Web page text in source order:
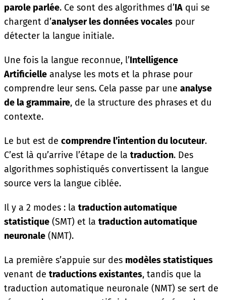
parole parlée. Ce sont des algorithmes d’IA qui se
chargent d’analyser les données vocales pour
détecter la langue initiale.
Une fois la langue reconnue, l’Intelligence
Artificielle analyse les mots et la phrase pour
comprendre leur sens. Cela passe par une analyse
de la grammaire, de la structure des phrases et du
contexte.
Le but est de comprendre l’intention du locuteur.
C’est là qu’arrive l’étape de la traduction. Des
algorithmes sophistiqués convertissent la langue
source vers la langue ciblée.
Il y a 2 modes : la traduction automatique
statistique (SMT) et la traduction automatique
neuronale (NMT).
La première s’appuie sur des modèles statistiques
venant de traductions existantes, tandis que la
traduction automatique neuronale (NMT) se sert de